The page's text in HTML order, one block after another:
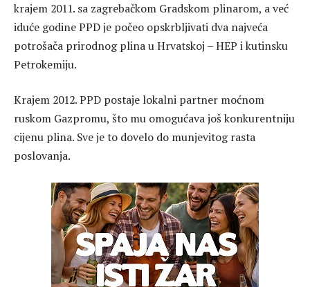
krajem 2011. sa zagrebačkom Gradskom plinarom, a već
iduće godine PPD je počeo opskrbljivati dva najveća
potrošača prirodnog plina u Hrvatskoj – HEP i kutinsku
Petrokemiju.
Krajem 2012. PPD postaje lokalni partner moćnom
ruskom Gazpromu, što mu omogućava još konkurentniju
cijenu plina. Sve je to dovelo do munjevitog rasta
poslovanja.